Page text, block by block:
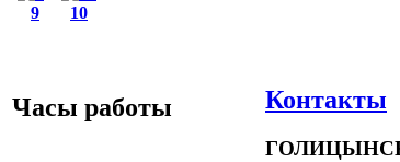
9 10
Часы работы Контакты